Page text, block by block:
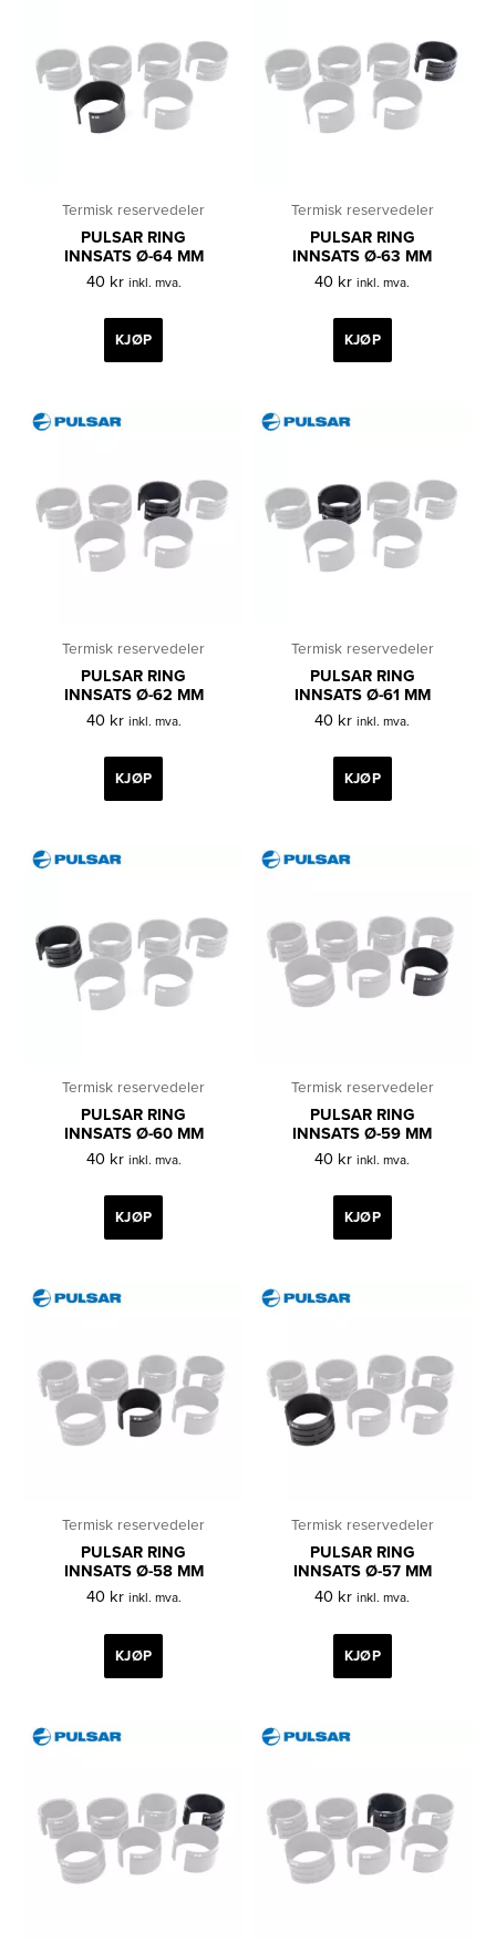
Termisk reservedeler
PULSAR RING
INNSATS Ø-64 MM
40 kr inkl. mva.
KJØP
Termisk reservedeler
PULSAR RING
INNSATS Ø-63 MM
40 kr inkl. mva.
KJØP
Termisk reservedeler
PULSAR RING
INNSATS Ø-62 MM
40 kr inkl. mva.
KJØP
Termisk reservedeler
PULSAR RING
INNSATS Ø-61 MM
40 kr inkl. mva.
KJØP
Termisk reservedeler
PULSAR RING
INNSATS Ø-60 MM
40 kr inkl. mva.
KJØP
Termisk reservedeler
PULSAR RING
INNSATS Ø-59 MM
40 kr inkl. mva.
KJØP
Termisk reservedeler
PULSAR RING
INNSATS Ø-58 MM
40 kr inkl. mva.
KJØP
Termisk reservedeler
PULSAR RING
INNSATS Ø-57 MM
40 kr inkl. mva.
KJØP